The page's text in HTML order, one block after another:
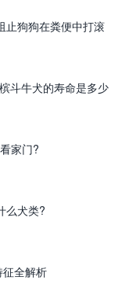
止狗狗在粪便中打滚
斗牛犬的寿命是多少
家门?
么犬类?
全解析